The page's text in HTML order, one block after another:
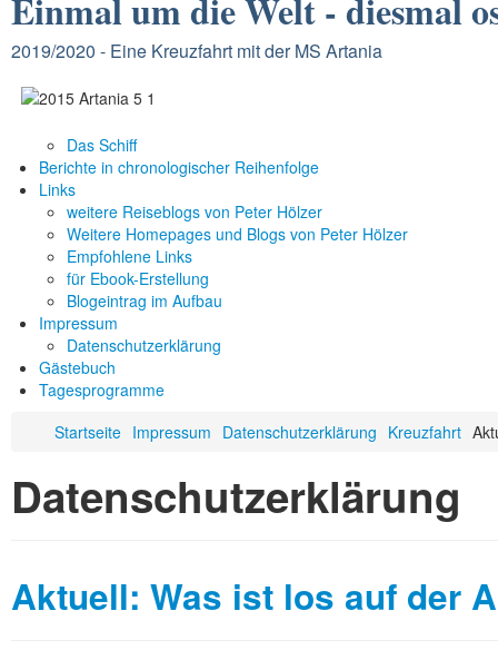
Einmal um die Welt -diesmal
2019/2020 - Eine Kreuzfahrt mit der MS Artania
Das Schiff
Berichte in chronologischer Reihenfolge
Links
weitere Reiseblogs von Peter Hölzer
Weitere Homepages und Blogs von Peter Hölzer
Empfohlene Links
für Ebook-Erstellung
Blogeintrag im Aufbau
Impressum
Datenschutzerklärung
Gästebuch
Tagesprogramme
Startseite Impressum Datenschutzerklärung Kreuzfahrt
Datenschutzerklärung
Aktuell: Was ist los auf der